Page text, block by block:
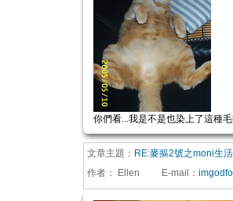
你們看...我是不是也染上了這種
文章主題： RE:麥摳2號之moni生
作者：
Ellen E-mail ：